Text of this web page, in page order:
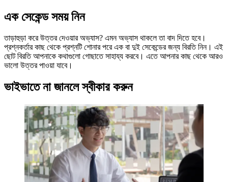
এক সেকেন্ড সময় নিন
তাড়াহুড়া করে উত্তর দেওয়ার অভ্যাস? এমন অভ্যাস থাকলে তা বাদ দিতে হবে।
প্রশ্নকর্তার কাছ থেকে প্রশ্নটি শোনার পরে এক বা দুই সেকেন্ডের জন্য বিরতি নিন। এই
ছোট বিরতি আপনাকে কথাগুলো গোছাতে সাহায্য করবে। এতে আপনার কাছ থেকে আরও
ভালো উত্তর পাওয়া যাবে।
ভাইভাতে না জানলে স্বীকার করুন